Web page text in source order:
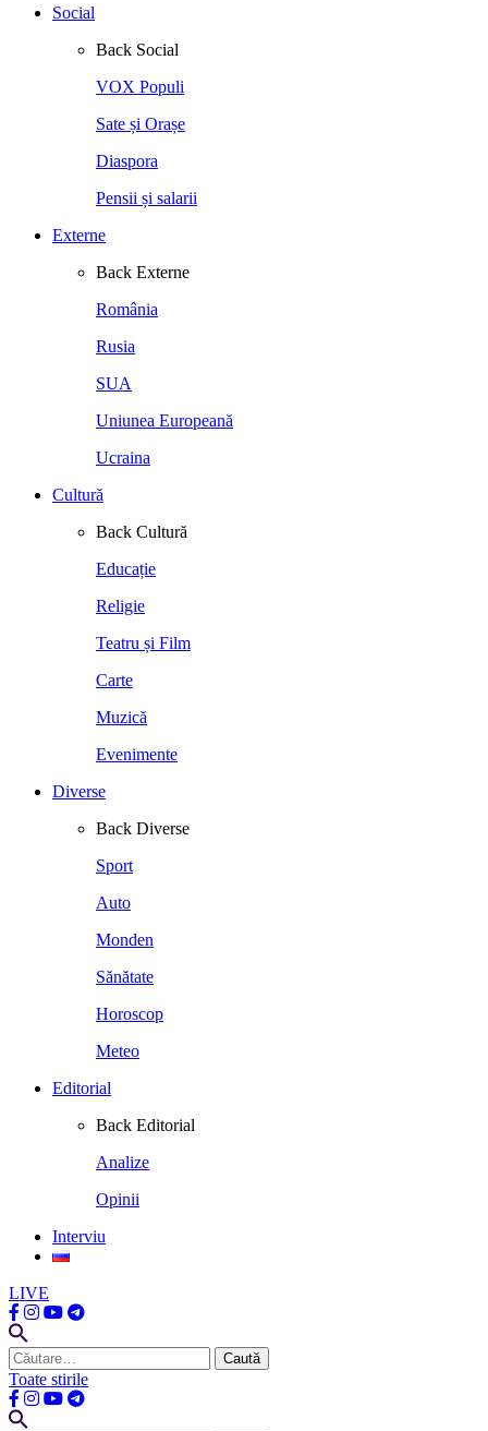
Social
Back Social
VOX Populi
Sate și Orașe
Diaspora
Pensii și salarii
Externe
Back Externe
România
Rusia
SUA
Uniunea Europeană
Ucraina
Cultură
Back Cultură
Educație
Religie
Teatru și Film
Carte
Muzică
Evenimente
Diverse
Back Diverse
Sport
Auto
Monden
Sănătate
Horoscop
Meteo
Editorial
Back Editorial
Analize
Opinii
Interviu
LIVE
Caută
după:
Toate stirile